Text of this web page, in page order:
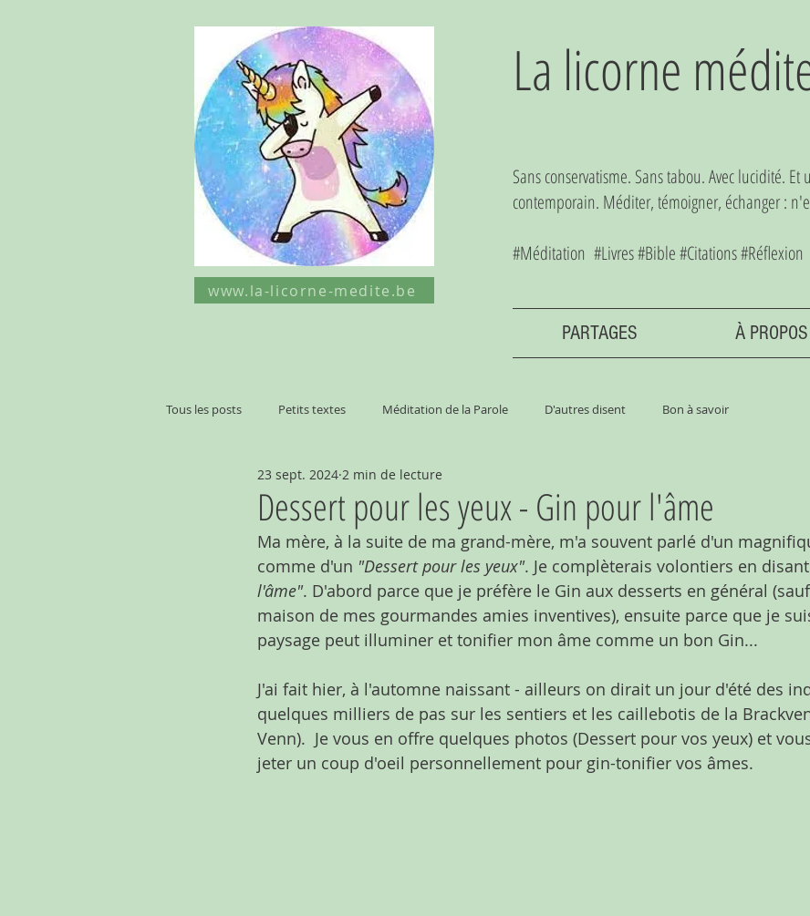
La licorne
Sans conservatisme. Sans tabou. Avec lucidité.
contemporain. Méditer, témoigner, échanger :
#Méditation #Livres #Bible #Citations #Réflexion
www.la-licorne-medite.be
PARTAGES À PROPOS
Tous les posts Petits textes Méditation de la Parole D'autres disent Bon à savoir
Dessert pour les yeux - Gin pour l'âme
23 sept. 2024 2 min de lecture
Ma mère, à la suite de ma grand-mère, m'a souvent parlé d'un
comme d'un "Dessert pour les yeux". Je complèterais volontiers en
l'âme". D'abord parce que je préfère le Gin aux desserts en général
maison de mes gourmandes amies inventives), ensuite parce que je
paysage peut illuminer et tonifier mon âme comme un bon Gin...
J'ai fait hier, à l'automne naissant - ailleurs on dirait un jour d'été des
quelques milliers de pas sur les sentiers et les caillebotis de la
Venn).  Je vous en offre quelques photos (Dessert pour vos yeux) et
jeter un coup d'oeil personnellement pour gin-tonifier vos âmes.